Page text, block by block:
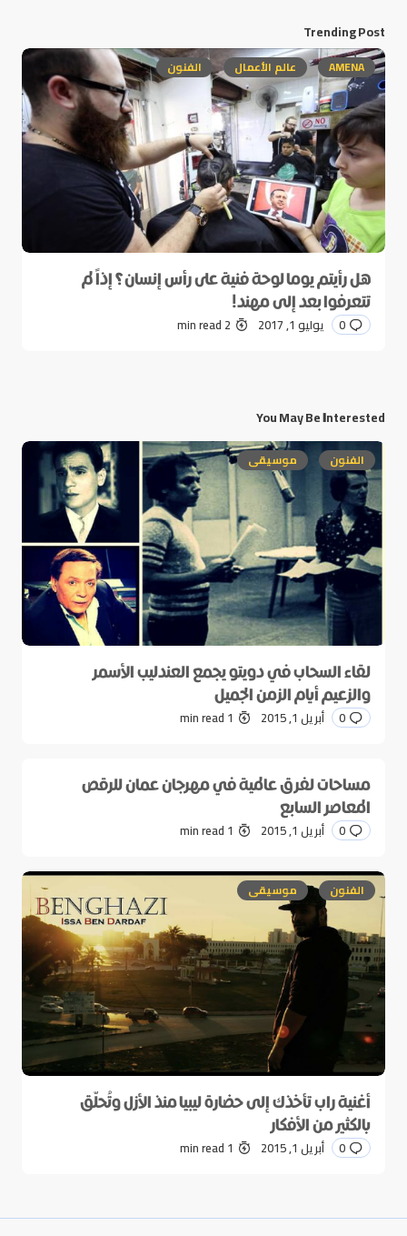
Trending Post
AMENA عالم الأعمال الفنون
هل رأيتم يوما لوحة فنية على رأس إنسان؟ إذاً لم
تتعرفوا بعد إلى مهند!
0 يوليو 1, 2017 2 min read
You May Be Interested
الفنون موسيقى
لقاء السحاب في دويتو يجمع العندليب الأسمر
والزعيم أيام الزمن الجميل
0 أبريل 1, 2015 1 min read
مساحات لفرق عالمية في مهرجان عمان للرقص
المعاصر السابع
0 أبريل 1, 2015 1 min read
الفنون موسيقى
أغنية راب تأخذك إلى حضارة ليبيا منذ الأزل وتُحلّق
بالكثير من الأفكار
0 أبريل 1, 2015 1 min read